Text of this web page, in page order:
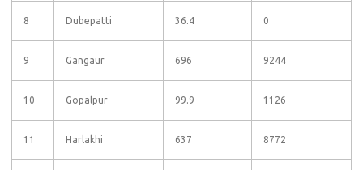
8 Dubepatti 36.4 0
9 Gangaur 696 9244
10 Gopalpur 99.9 1126
11 Harlakhi 637 8772